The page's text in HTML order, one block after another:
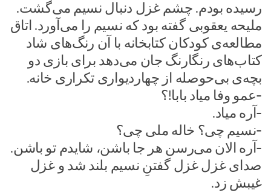
رسیده بودم. چشم غزل دنبال نسیم می‌گشت.
ملیحه یعقوبی گفته بود که نسیم را می‌آورد. اتاق
مطالعه‌ی کودکان کتابخانه با آن رنگ‌های شاد
کتاب‌های رنگارنگ جان می‌دهد برای بازی دو
بچه‌ی بی‌حوصله از چهاردیواری تکراری خانه.
-عمو وفا میاد بابا!؟
-آره میاد.
-نسیم چی؟ خاله ملی چی؟
-آره الان می‌رسن هر جا باشن، شایدم تو باشن.
صدای غزل غزل گفتنِ نسیم بلند شد و غزل
غیبش زد.